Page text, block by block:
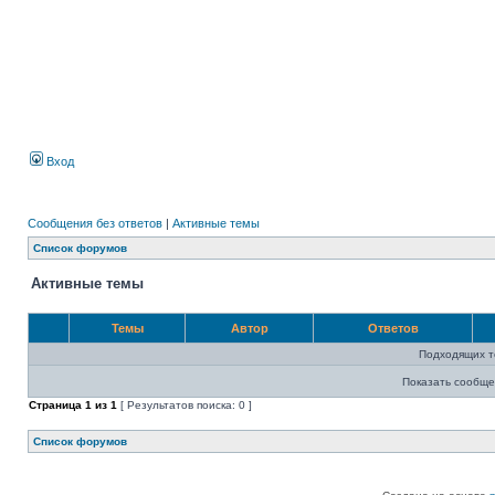
Вход
Сообщения без ответов | Активные темы
Список форумов
Активные темы
Темы Автор Ответов
Подходящих
Показать
Страница 1 из 1 [ Результатов поиска: 0 ]
Список форумов